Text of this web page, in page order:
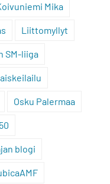
Mika
Liittomyllyt
SM-liiga
Osku Palermaa
blogi